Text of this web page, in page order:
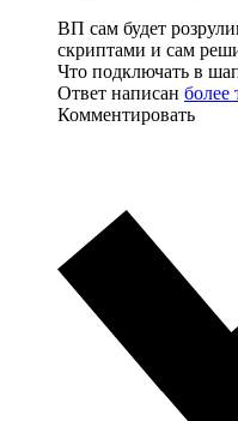
ВП сам будет
скриптами и сам
Что подключать в
Ответ написан более
Комментировать